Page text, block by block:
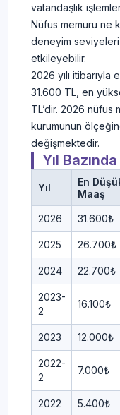
vatandaşlık
Nüfus memuru ne
deneyim seviyeleri
etkileyebilir.
2026 yılı itibarıyla
31.600 TL, en
TL’dir. 2026 nüfus
kurumunun
değişmektedir.
Yıl
Yıl
En
Maaş
2026 31.600₺
2025 26.700₺
2024 22.700₺
2023-
2
16.100₺
2023 12.000₺
2022-
2
7.000₺
2022 5.400₺